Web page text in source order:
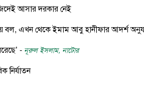
আসার দরকার নেই
বল, এখন থেকে ইমাম আবু হানীফার আদর্শ
- নূরুল ইসলাম, নাটোর
নির্যাতন